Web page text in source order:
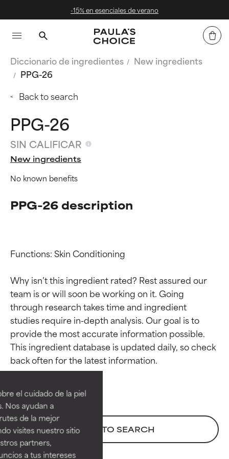
el cuidado de la piel
Nos ayudan a
de la mejor
visites nuestro sitio
partners,
a tus intereses
-15% en esenciales de verano
Diccionario de ingredientes
New ingredients
PPG-26
Back to search
PPG-26
SIN CALIFICAR
New ingredients
No known benefits
PPG-26 description
Functions: Skin Conditioning
Why isn’t this ingredient rated? Rest assured our
team is or will soon be working on it. Going
through research takes time and ingredient
studies require in-depth analysis. Our goal is to
provide the most accurate information possible.
This ingredient database is updated daily, so check
BACK TO SEARCH
Calificaciones de
ingredientes
EXCELENTE
Ingrediente sobresaliente con
beneficios reales para la piel. Su
Calificaciones de
ingredientes
EXCELENTE
Ingrediente sobresaliente con
beneficios reales para la piel. Su